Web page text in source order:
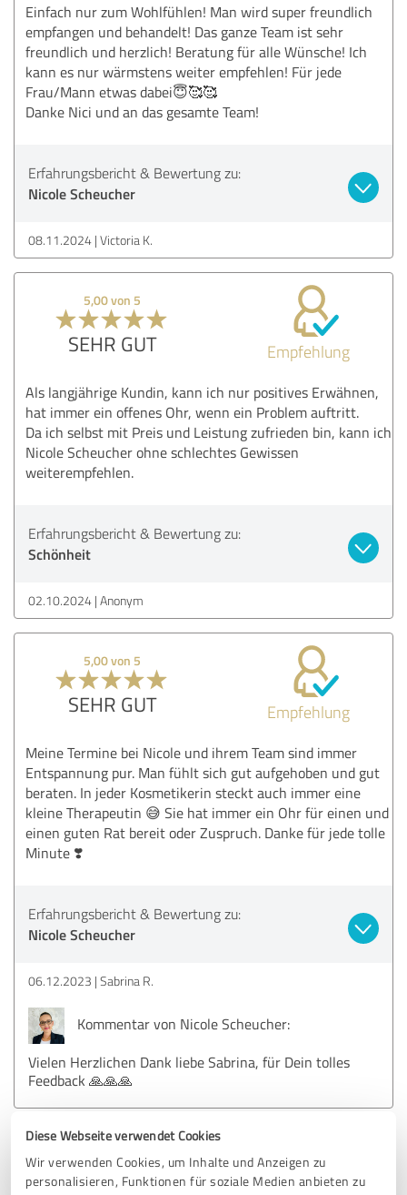
Diese Webseite verwendet Cookies
Wir verwenden Cookies, um Inhalte und Anzeigen zu
personalisieren, Funktionen für soziale Medien anbieten zu
Einfach nur zum Wohlfühlen! Man wird super freundlich
empfangen und behandelt! Das ganze Team ist sehr
freundlich und herzlich! Beratung für alle Wünsche! Ich
kann es nur wärmstens weiter empfehlen! Für jede
Frau/Mann etwas dabei😇🥰🥰
Danke Nici und an das gesamte Team!
Erfahrungsbericht & Bewertung zu:
Nicole Scheucher
08.11.2024 Victoria K.
5,00 von 5
SEHR GUT Empfehlung
Als langjährige Kundin, kann ich nur positives Erwähnen,
hat immer ein offenes Ohr, wenn ein Problem auftritt.
Da ich selbst mit Preis und Leistung zufrieden bin, kann ich
Nicole Scheucher ohne schlechtes Gewissen
weiterempfehlen.
Erfahrungsbericht & Bewertung zu:
Schönheit
02.10.2024 Anonym
5,00 von 5
SEHR GUT Empfehlung
Meine Termine bei Nicole und ihrem Team sind immer
Entspannung pur. Man fühlt sich gut aufgehoben und gut
beraten. In jeder Kosmetikerin steckt auch immer eine
kleine Therapeutin 😅 Sie hat immer ein Ohr für einen und
einen guten Rat bereit oder Zuspruch. Danke für jede tolle
Minute ❣️
Erfahrungsbericht & Bewertung zu:
Nicole Scheucher
06.12.2023 Sabrina R.
Kommentar von Nicole Scheucher:
Vielen Herzlichen Dank liebe Sabrina, für Dein tolles
Feedback 🙏🙏🙏